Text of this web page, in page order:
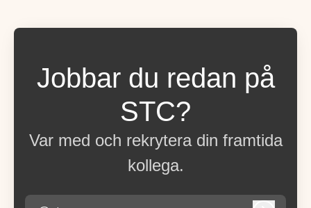
Jobbar du redan på
STC?
Var med och rekrytera din framtida
kollega.